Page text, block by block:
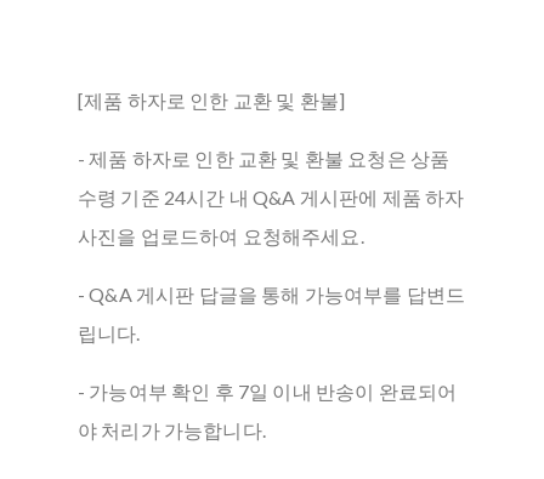
[제품 하자로 인한 교환 및 환불]
- 제품 하자로 인한 교환 및 환불 요청은 상품
수령 기준 24시간 내 Q&A 게시판에 제품 하자
사진을 업로드하여 요청해주세요.
- Q&A 게시판 답글을 통해 가능여부를 답변드
립니다.
- 가능여부 확인 후 7일 이내 반송이 완료되어
야 처리가 가능합니다.